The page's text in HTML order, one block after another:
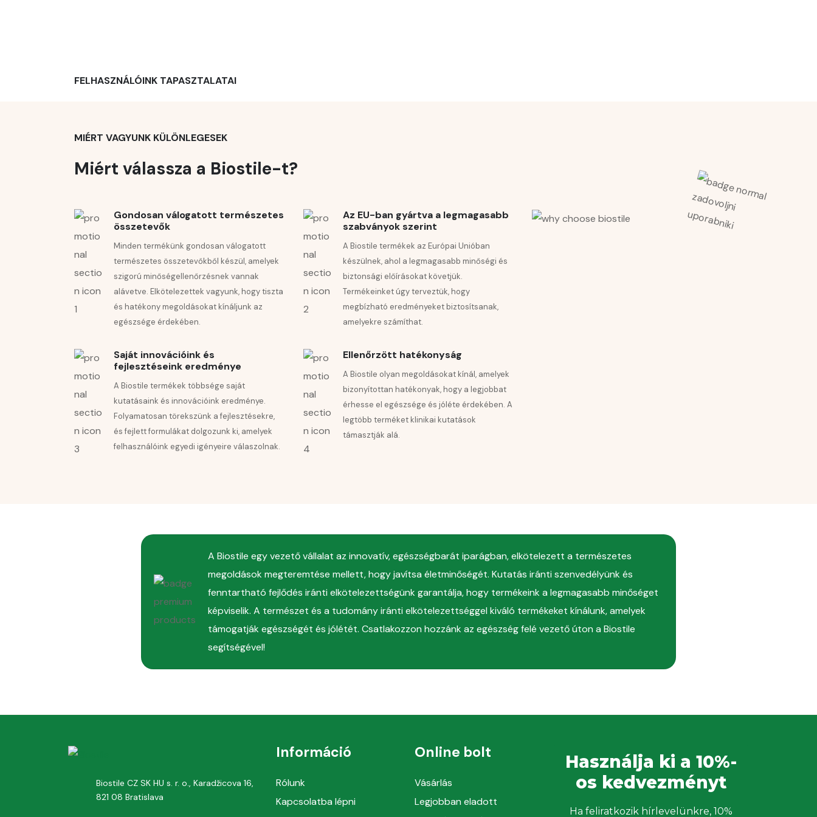
FELHASZNÁLÓINK TAPASZTALATAI
MIÉRT VAGYUNK KÜLÖNLEGESEK
Miért válassza a Biostile-t?
Gondosan válogatott természetes
összetevők
Minden termékünk gondosan válogatott
természetes összetevőkből készül, amelyek
szigorú minőségellenőrzésnek vannak
alávetve. Elkötelezettek vagyunk, hogy tiszta
és hatékony megoldásokat kínáljunk az
egészsége érdekében.
Az EU-ban gyártva a legmagasabb
szabványok szerint
A Biostile termékek az Európai Unióban
készülnek, ahol a legmagasabb minőségi és
biztonsági előírásokat követjük.
Termékeinket úgy terveztük, hogy
megbízható eredményeket biztosítsanak,
amelyekre számíthat.
Saját innovációink és
fejlesztéseink eredménye
A Biostile termékek többsége saját
kutatásaink és innovációink eredménye.
Folyamatosan törekszünk a fejlesztésekre,
és fejlett formulákat dolgozunk ki, amelyek
felhasználóink egyedi igényeire válaszolnak.
Ellenőrzött hatékonyság
A Biostile olyan megoldásokat kínál, amelyek
bizonyítottan hatékonyak, hogy a legjobbat
érhesse el egészsége és jóléte érdekében. A
legtöbb terméket klinikai kutatások
támasztják alá.
A Biostile egy vezető vállalat az innovatív, egészségbarát iparágban, elkötelezett a természetes
megoldások megteremtése mellett, hogy javítsa életminőségét. Kutatás iránti szenvedélyünk és
fenntartható fejlődés iránti elkötelezettségünk garantálja, hogy termékeink a legmagasabb minőséget
képviselik. A természet és a tudomány iránti elkötelezettséggel kiváló termékeket kínálunk, amelyek
támogatják egészségét és jólétét. Csatlakozzon hozzánk az egészség felé vezető úton a Biostile
segítségével!
Biostile CZ SK HU s. r. o., Karadžicova 16,
821 08 Bratislava
Információ
Rólunk
Kapcsolatba lépni
Online bolt
Vásárlás
Legjobban eladott
Használja ki a 10%-
os kedvezményt
Ha feliratkozik hírlevelünkre, 10%